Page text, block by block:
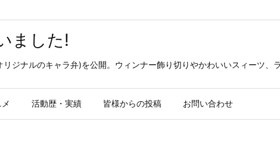
ました!
ジナルのキャラ弁)を公開。ウィンナー飾り切りやかわいいスィーツ、
活動歴・実績 皆様からの投稿 お問い合わせ